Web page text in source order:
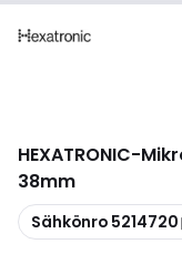
HEXATRONIC-
38mm
Kopioi
Sähkönro 5214720